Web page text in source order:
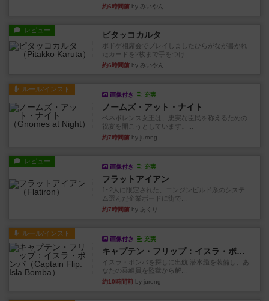
約6時間前 by みいやん
レビュー ピタッコカルタ
ボドゲ相席会でプレイしましたひらがなが書かれ
たカードを2枚まで手をつけ...
約6時間前 by みいやん
ルール/インスト
画像付き 充実
ノームズ・アット・ナイト
ベネボレンス女王は、忠実な臣民を称えるための
祝宴を開こうとしています。...
約7時間前 by jurong
レビュー
画像付き 充実
フラットアイアン
1~2人に限定された、エンジンビルド系のシステ
ム選んだ企業ボードに街で...
約7時間前 by あくり
ルール/インスト
画像付き 充実
キャプテン・フリップ：イスラ・ボンバ
イスラ・ボンバを探しに出航!潜水艦を装備し、あ
なたの乗組員を監獄から解...
約10時間前 by jurong